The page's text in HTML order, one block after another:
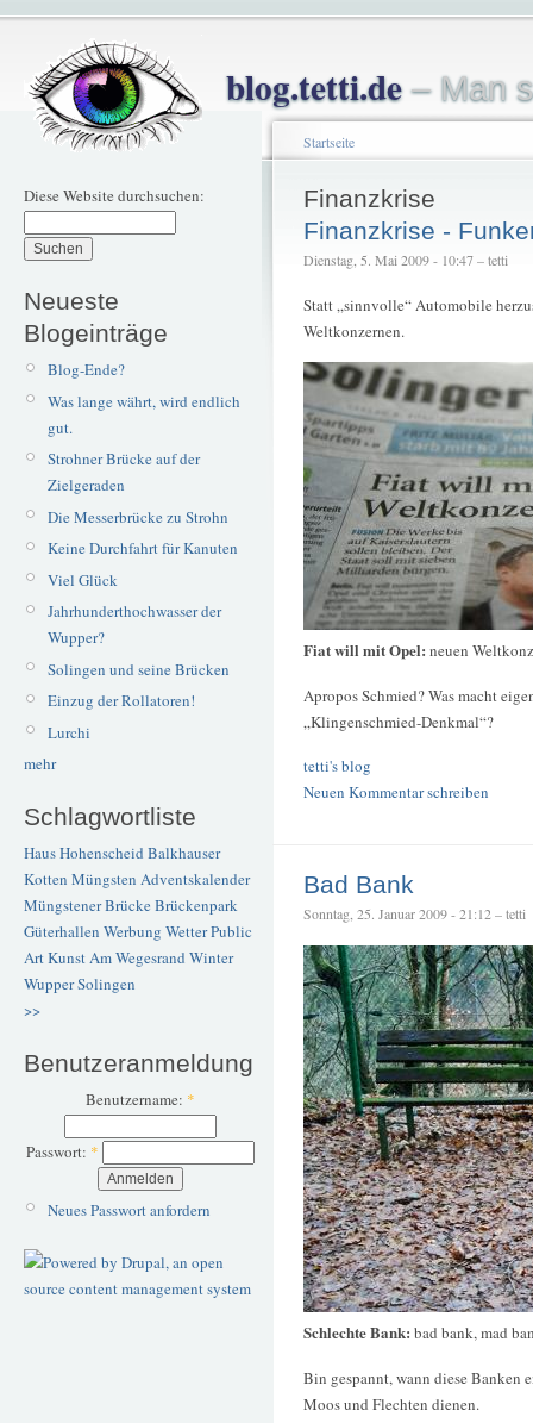
blog.tetti.de– Man
Diese Website durchsuchen:
Neueste
Blogeinträge
Blog-Ende?
Was lange währt, wird endlich
gut.
Strohner Brücke auf der
Zielgeraden
Die Messerbrücke zu Strohn
Keine Durchfahrt für Kanuten
Viel Glück
Jahrhunderthochwasser der
Wupper?
Solingen und seine Brücken
Einzug der Rollatoren!
Lurchi
mehr
Schlagwortliste
Haus Hohenscheid Balkhauser
Kotten Müngsten Adventskalender
Müngstener BrückeBrückenpark
Güterhallen Werbung WetterPublic
ArtKunstAm Wegesrand Winter
WupperSolingen
>>
Benutzeranmeldung
Benutzername: *
Passwort: *
Neues Passwort anfordern
Startseite
Finanzkrise
Finanzkrise -
Dienstag, 5. Mai 2009 - 10:47 – tetti
Statt „sinnvolle“ Automobile
Weltkonzernen.
Fiat will mit Opel: neuen
Apropos Schmied? Was macht
„Klingenschmied-Denkmal“?
tetti's blog
Neuen Kommentar schreiben
Bad Bank
Sonntag, 25. Januar 2009 - 21:12 – tetti
Schlechte Bank: bad bank, mad
Bin gespannt, wann diese Banken
Moos und Flechten dienen.